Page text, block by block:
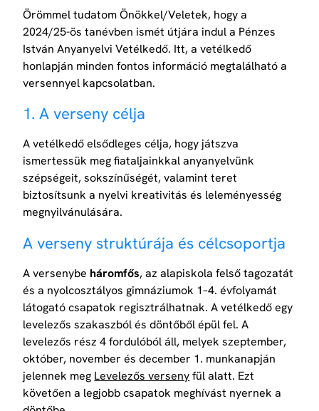
Örömmel tudatom Önökkel/Veletek, hogy a
2024/25-ös tanévben ismét útjára indul a Pénzes
István Anyanyelvi Vetélkedő. Itt, a vetélkedő
honlapján minden fontos információ megtalálható a
versennyel kapcsolatban.
1. A verseny célja
A vetélkedő elsődleges célja, hogy játszva
ismertessük meg fiataljainkkal anyanyelvünk
szépségeit, sokszínűségét, valamint teret
biztosítsunk a nyelvi kreativitás és leleményesség
megnyilvánulására.
A verseny struktúrája és célcsoportja
A versenybe háromfős, az alapiskola felső tagozatát
és a nyolcosztályos gimnáziumok 1–4. évfolyamát
látogató csapatok regisztrálhatnak. A vetélkedő egy
levelezős szakaszból és döntőből épül fel. A
levelezős rész 4 fordulóból áll, melyek szeptember,
október, november és december 1. munkanapján
jelennek meg Levelezős versenyfül alatt. Ezt
követően a legjobb csapatok meghívást nyernek a